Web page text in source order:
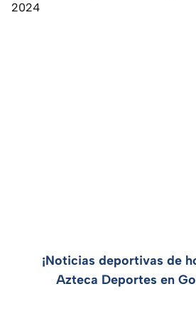
2024
¡Noticias deportivas de
Azteca Deportes en